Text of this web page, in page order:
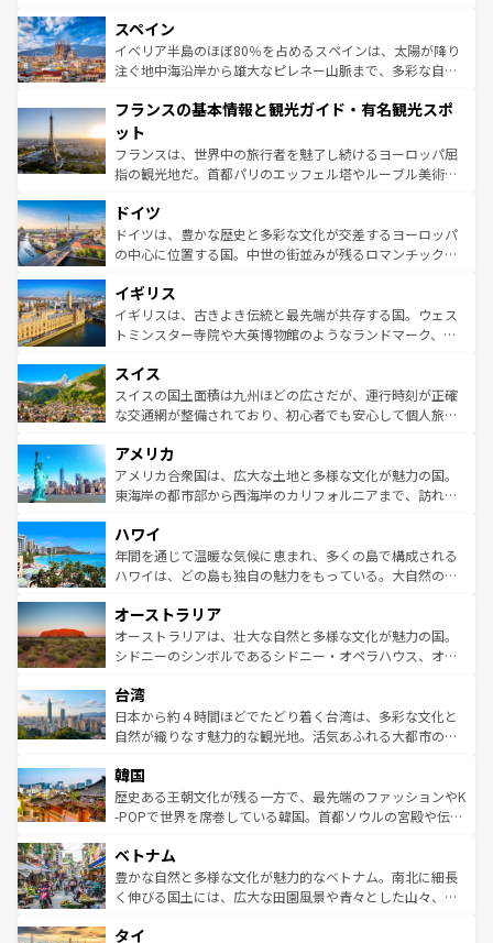
ろん、トスカーナの美しい田園風景やアマルフィ海岸の絶
景など、自然景観も見逃せない。観光の合間には、本場の
ピザやパスタなど、絶品のイタリア料理を堪能することも
ませてくれるイタリアで、忘れられない旅をしてみよう！
なお、新着のイタリア情報は
しい。
スペイン
イベリア半島のほぼ80％を占めるスペインは、太陽が降り
注ぐ地中海沿岸から雄大なピレネー山脈まで、多彩な自然
文化が根付くこの国では、情熱的なフラメンコ、熱気あふ
れる闘牛、そして美味しいタパスが生活の一部となってい
る。首都マドリードの洗練された雰囲気や、バルセロナの
アートに溢れた街角から、地方では古代ローマ遺跡や中世
せる。地方によって風土や気候が異なるスペインはその個
性で訪れる人を魅了する。 なお、新着のスペイン情報は コ
ンテンツ一覧を参照してほしい。
フランスの基本情報と観光ガイド・有名観光スポ
ット
フランスは、世界中の旅行者を魅了し続けるヨーロッパ屈
指の観光地だ。首都パリのエッフェル塔やルーブル美術館
で、幅広い魅力が詰まっている。華麗な宮殿、歴史的な大
聖堂、美しいビーチ、そして豊かな自然が、訪れる者を心
から魅了する。また、フランスは美食の国としても知ら
いる。シャンパンの発祥地であるランス、プロヴァンスの
香り高いラベンダー畑など、多彩な楽しみ方が可能だ。さ
らに、パリ以外の地域にも魅力が溢れており、どの街角に
れる地方に足を運ぶとそれぞれで全く異なる文化を体験で
きるだろう。 なお、新着のフランス情報はコンテンツ一覧
を参照してほしい。
ドイツ
ドイツは、豊かな歴史と多彩な文化が交差するヨーロッパ
の中心に位置する国。中世の街並みが残るロマンチック街
顔を持つこの国は、どこを歩いても飽きることがない。ベ
ルリンの文化的活気、バイエルン州のアルプスの絶景、そ
してライン川沿いのワイン畑といった風景は必見。ビール
は、お酒好きな人にはぜひ体験してほしい。 なお、新着の
ドイツ情報はコンテンツ一覧を参照してほしい。
イギリス
イギリスは、古きよき伝統と最先端が共存する国。ウェス
トミンスター寺院や大英博物館のようなランドマーク、歴
リアごとに異なる魅力がある。また、優雅なアフタヌーン
ティー、ビール好きにはたまらない英国パブ、サッカー観
戦など、本場だからこそできる体験も豊富。イギリスを旅
ンツ一覧を参照してほしい。
スイス
スイスの国土面積は九州ほどの広さだが、運行時刻が正確
な交通網が整備されており、初心者でも安心して個人旅行
の建物がそのまま残る町や、スイスならではのユニークな
博物館もあり、アルプス観光だけでなく町歩きも満喫する
ことができる。国民の所得が高いため物価も高いが、旅行
ば市内交通費無料で観光を楽しむこともできる。 なお、新
着のスイス情報はコンテンツ一覧 を参照してほしい。
アメリカ
アメリカ合衆国は、広大な土地と多様な文化が魅力の国。
東海岸の都市部から西海岸のカリフォルニアまで、訪れる
のような巨大都市は、観光、ショッピング、エンターテイ
ンメントが詰まった刺激的なスポットだ。一方、アメリカ
西部には大自然が広がり、グランドキャニオンやイエロー
部のニューオーリンズでは、音楽と美食が融合した独特の
文化が魅力。旅行者はアメリカの各地域で異なる魅力を楽
しみながら、その多様性と豊かな歴史を感じることができ
ならではの贅沢な旅のスタイルだ。 なお、新着のアメリカ
情報はコンテンツ一覧を参照してほしい。
ハワイ
年間を通じて温暖な気候に恵まれ、多くの島で構成される
ハワイは、どの島も独自の魅力をもっている。大自然の神
ワイ島は見逃せない。また、定番の観光地といえばオアフ
島だが、静かな自然を求めるならマウイ島やカウアイ島が
おすすめ。エメラルドグリーンに輝く海をはじめ、豊かな
れるおもてなしの心で訪れる人々を迎えてくれるハワイの
人々、おいしいローカルフードやハワイアンミュージッ
ク、伝統的なフラダンスなど、すべてがハワイの魅力を彩
ワイを、存分に味わってほしい。 なお、新着のハワイ情報
はコンテンツ一覧を参照してほしい。
オーストラリア
オーストラリアは、壮大な自然と多様な文化が魅力の国。
シドニーのシンボルであるシドニー・オペラハウス、オー
リアリーフや大陸中央部にそびえるウルル（エアーズロッ
ク）、タスマニアの美しい原生林やケアンズの熱帯雨林な
ど、見どころがたくさん。また、カフェやワイン、オージ
いる。アクティビティも充実しており、サーフィンやダイ
ビング、ハイキングなど、アウトドア好きにはたまらな
い。オーストラリアの多彩な魅力を存分に味わいつくそ
参照してほしい。
台湾
日本から約４時間ほどでたどり着く台湾は、多彩な文化と
自然が織りなす魅力的な観光地。活気あふれる大都市の台
ン）、静ひつな山岳地帯である台湾東部など、都市の喧騒
と山間の静けさが共存しており、訪れる人に新しい発見と
驚きをもたらしてくれる。また、奥深い台湾の食文化も魅
容にもいいと評判のスイーツなど、バラエティ豊かな料理
が味わえる。 なお、新着の台湾情報は コンテンツ一覧を参
照してほしい。
韓国
歴史ある王朝文化が残る一方で、最先端のファッションやK
-POPで世界を席巻している韓国。首都ソウルの宮殿や伝統
き、地方に足を延ばせば四季折々の自然美を楽しむことが
できる。そして、キムチや焼肉、絶品のストリートフード
まで、さまざまな韓国料理が待っている。夜には、韓国な
リティに包まれながら、韓国の多彩な魅力を心ゆくまで味
ベトナム
豊かな自然と多様な文化が魅力的なベトナム。南北に細長
く伸びる国土には、広大な田園風景や青々とした山々、世
急速な発展と共に伝統が息づく。ハノイの古い町並みやホ
タイ